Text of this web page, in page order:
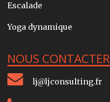
Escalade
Yoga dynamique
NOUS CONTACTER
lj@ljconsulting.fr